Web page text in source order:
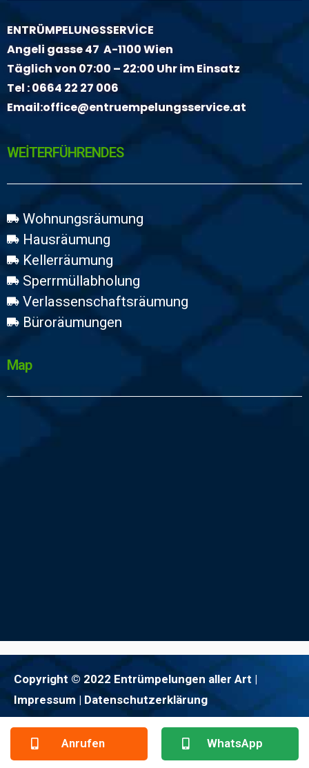
ENTRÜMPELUNGSSERVİCE
Angeli gasse 47 A-1100 Wien
Täglich von 07:00 – 22:00 Uhr im Einsatz
Tel :0664 22 27 006
Email:office@entruempelungsservice.at
WEİTERFÜHRENDES
Wohnungsräumung
Hausräumung
Kellerräumung
Sperrmüllabholung
Verlassenschaftsräumung
Büroräumungen
Map
Copyright © 2022 Entrümpelungen aller Art |
Impressum | Datenschutzerklärung
Anrufen WhatsApp